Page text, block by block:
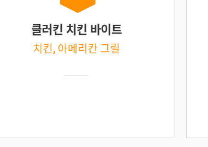
클러킨 치킨 바이트
치킨, 아메리칸 그릴